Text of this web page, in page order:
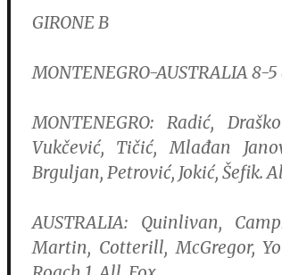
GIRONE B
MONTENEGRO-AUSTRALIA 8-5
MONTENEGRO: Radić,
Vukčević, Tičić, Mlađan
Brguljan, Petrović, Jokić, Šefik.
AUSTRALIA: Quinlivan,
Martin, Cotterill, McGregor,